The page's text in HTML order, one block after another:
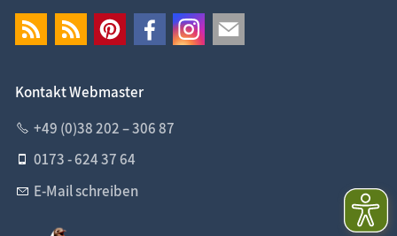
Kontakt Webmaster
+49 (0)38 202 – 306 87
0173 - 624 37 64
E-Mail schreiben